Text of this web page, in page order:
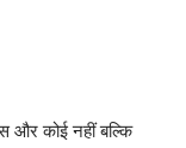
और कोई नहीं बल्कि